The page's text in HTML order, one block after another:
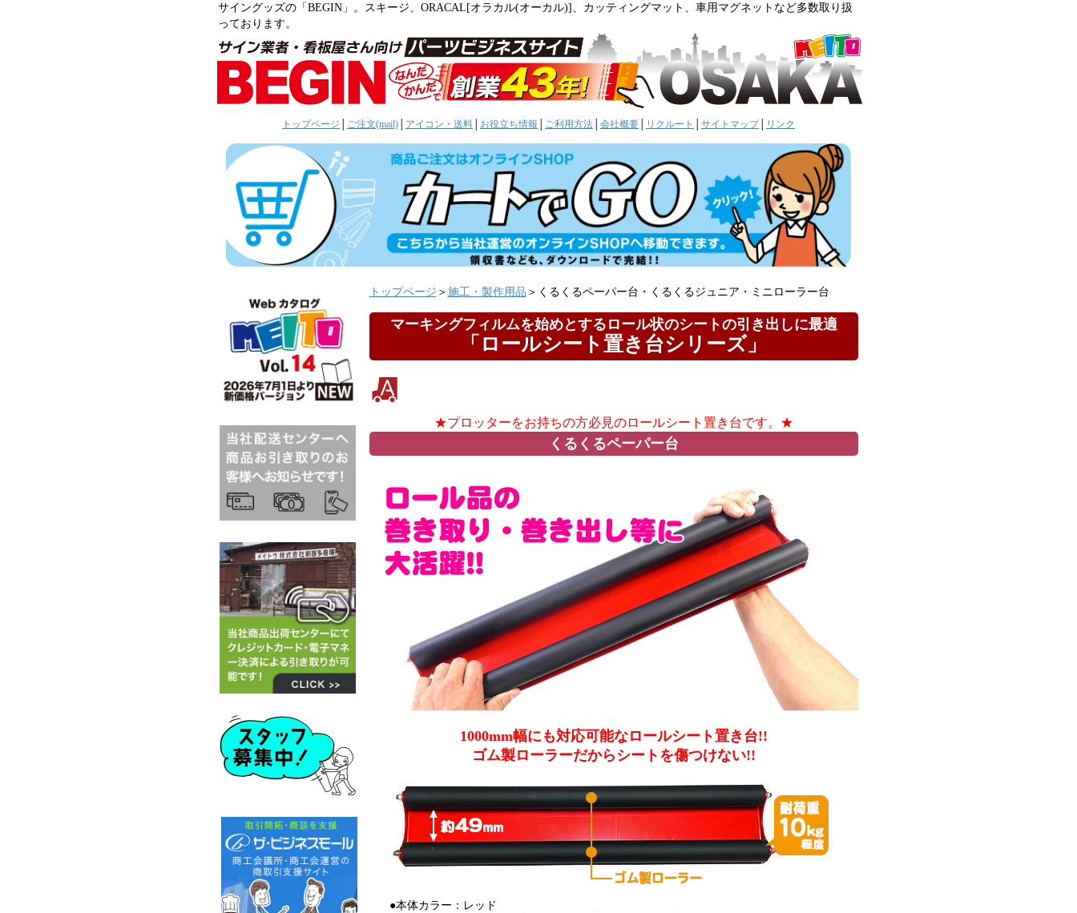
サイングッズの「BEGIN」。スキージ、ORACAL[オラカル(オーカル)]、カッティングマット、車用マグネットなど多数取り扱
っております。
トップページ ご注文(mail) アイコン・送料 お役立ち情報 ご利用方法 会社概要 リクルート サイトマップ│ リンク
トップページ ＞ 施工・製作用品 ＞くるくるペーパー台・くるくるジュニア・ミニローラー台
マーキングフィルムを始めとするロール状のシートの引き出しに最適
「ロールシート置き台シリーズ」
★プロッターをお持ちの方必見のロールシート置き台です。★
くるくるペーパー台
1000mm幅にも対応可能なロールシート置き台!!
ゴム製ローラーだからシートを傷つけない!!
●本体カラー：レッド